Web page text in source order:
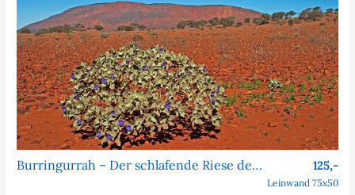
Burringurrah – Der schlafende Riese des Outbacks 125,-
Leinwand 75x50